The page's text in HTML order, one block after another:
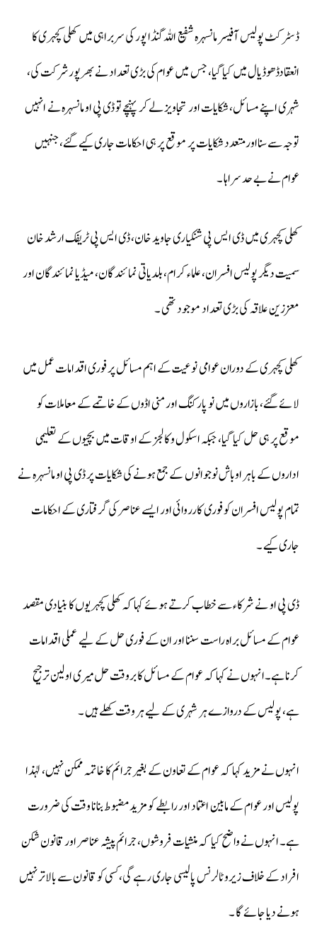
ڈسٹرکٹ پولیس آفیسر مانسہرہ شفیع اللہ گنڈا پور کی سربراہی میں کھلی کچہری کا
انعقادڈھوڈیال میں کیا گیا، جس میں عوام کی بڑی تعداد نے بھرپور شرکت کی،
شہری اپنے مسائل، شکایات اور تجاویز لے کر پہنچے تو ڈی پی او مانسہرہ نے انہیں
توجہ سے سنااورمتعدد شکایات پر موقع پر ہی احکامات جاری کیے گئے، جنہیں
عوام نے بے حد سراہا ۔
کھلی کچہری میں ڈی ایس پی شنکیاری جاوید خان، ڈی ایس پی ٹریفک ارشد خان
سمیت دیگر پولیس افسران، علماء کرام، بلدیاتی نمائندگان، میڈیا نمائندگان اور
معززین علاقہ کی بڑی تعداد موجود تھی ۔
کھلی کچہری کے دوران عوامی نوعیت کے اہم مسائل پر فوری اقدامات عمل میں
لائے گئے، بازاروں میں نو پارکنگ اور منی اڈوں کے خاتمے کے معاملات کو
موقع پر ہی حل کیا گیا، جبکہ اسکول و کالجز کے اوقات میں بچیوں کے تعلیمی
اداروں کے باہر اوباش نوجوانوں کے جمع ہونے کی شکایات پر ڈی پی او مانسہرہ نے
تمام پولیس افسران کو فوری کارروائی اور ایسے عناصر کی گرفتاری کے احکامات
جاری کیے ۔
ڈی پی او نے شرکاء سے خطاب کرتے ہوئے کہا کہ کھلی کچہریوں کا بنیادی مقصد
عوام کے مسائل براہ راست سننا اور ان کے فوری حل کے لیے عملی اقدامات
کرنا ہے۔انہوں نے کہا کہ عوام کے مسائل کا بروقت حل میری اولین ترجیح
ہے، پولیس کے دروازے ہر شہری کے لیے ہر وقت کھلے ہیں ۔
انہوں نے مزید کہا کہ عوام کے تعاون کے بغیر جرائم کا خاتمہ ممکن نہیں، لہٰذا
پولیس اور عوام کے مابین اعتماد اور رابطے کو مزید مضبوط بنانا وقت کی ضرورت
ہے۔ انہوں نے واضح کیا کہ منشیات فروشوں، جرائم پیشہ عناصر اور قانون شکن
افراد کے خلاف زیرو ٹالرنس پالیسی جاری رہے گی، کسی کو قانون سے بالاتر نہیں
ہونے دیا جائے گا ۔